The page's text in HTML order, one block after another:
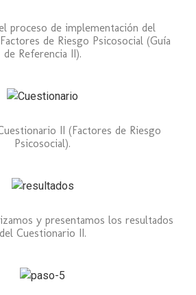
proceso de implementación del
de Riesgo Psicosocial (Guía
de Referencia II).
II (Factores de Riesgo
Psicosocial).
y presentamos los resultados
del Cuestionario II.